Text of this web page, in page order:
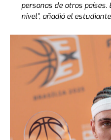
personas de otros países.
nivel”, añadió el